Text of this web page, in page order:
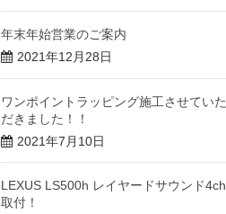
年末年始営業のご案内
2021年12月28日
ワンポイントラッピング施工させていた
だきました！！
2021年7月10日
LEXUS LS500h レイヤードサウンド4ch
取付！